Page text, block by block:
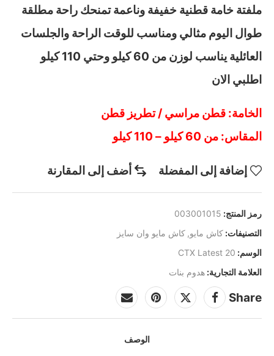
ملفتة خامة قطنية خفيفة وناعمة تمنحك راحة مطلقة
طوال اليوم مثالي ومناسب للوقت الراحة والجلسات
العائلية يناسب لوزن من 60 كيلو وحتي 110 كيلو
اطلبي الان
الخامة: قطن مراسي / تطريز قطن
المقاس: من 60 كيلو – 110 كيلو
إضافة إلى المفضلة أضف إلى المقارنة
رمز المنتج: 003001015
التصنيفات: كاش مايو, كاش مايو وان سايز
الوسم: CTX Latest 20
العلامة التجارية: هدوم بنات
Share
الوصف